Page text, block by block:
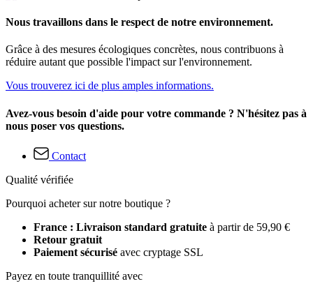
Nous travaillons dans le respect de notre environnement.
Grâce à des mesures écologiques concrètes, nous contribuons à
réduire autant que possible l'impact sur l'environnement.
Vous trouverez ici de plus amples informations.
Avez-vous besoin d'aide pour votre commande ? N'hésitez pas à
nous poser vos questions.
Contact
Qualité vérifiée
Pourquoi acheter sur notre boutique ?
France : Livraison standard gratuite à partir de 59,90 €
Retour gratuit
Paiement sécurisé avec cryptage SSL
Payez en toute tranquillité avec